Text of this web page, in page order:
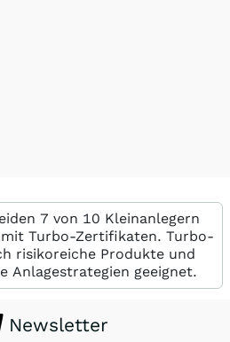
7 von 10 Kleinanlegern
Turbo-Zertifikaten. Turbo-
risikoreiche Produkte und
Anlagestrategien geeignet.
Newsletter